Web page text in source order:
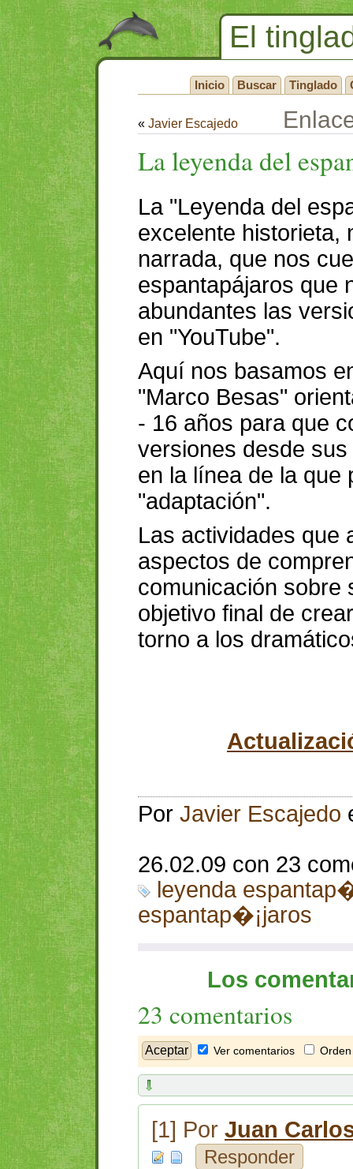
El
Inicio Buscar Tinglado
« Javier Escajedo
La leyenda del
La "Leyenda del
excelente historieta,
narrada, que nos
espantapájaros que
abundantes las
en "YouTube".
Aquí nos basamos
"Marco Besas"
- 16 años para que
versiones desde
en la línea de la que
"adaptación".
Las actividades que
aspectos de
comunicación sobre
objetivo final de
torno a los
Por Javier Escajedo
26.02.09 con 23
leyenda
espantap�¡jaros
Los
23 comentarios
Ver comentarios
[1] Por Juan
Responder